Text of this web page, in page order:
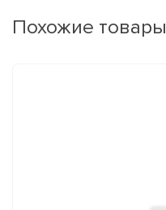
Похожие товары